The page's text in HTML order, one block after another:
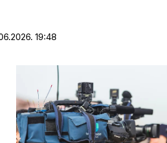
19:48